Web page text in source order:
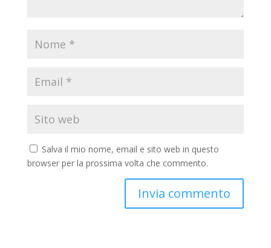
Salva il mio nome, email e sito web in questo
browser per la prossima volta che commento.